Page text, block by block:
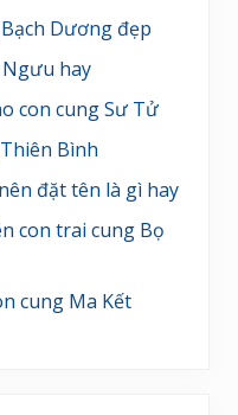
Dương đẹp
hay
con cung Sư Tử
Bình
đặt tên là gì hay
con trai cung Bọ
cung Ma Kết